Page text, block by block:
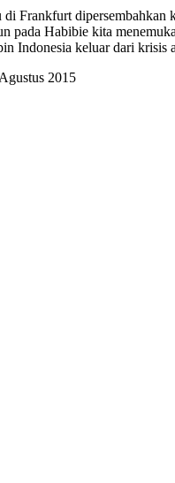
Frankfurt
pada Habibie kita
Indonesia keluar dari krisis
2015